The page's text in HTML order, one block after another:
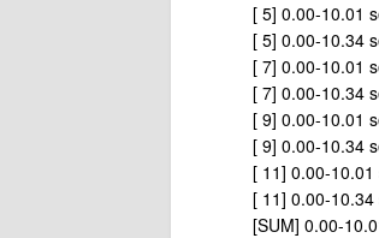
[ 5] 0.00-10.01
[ 5] 0.00-10.34
[ 7] 0.00-10.01
[ 7] 0.00-10.34
[ 9] 0.00-10.01
[ 9] 0.00-10.34
[ 11] 0.00-
[ 11] 0.00-
[SUM] 0.00-